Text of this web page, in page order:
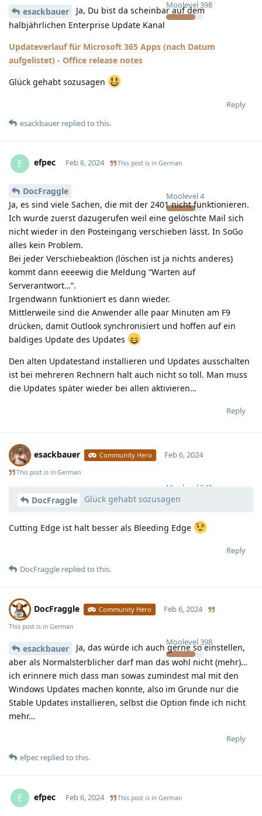
Moolevel398
esackbauer
Ja, Du bist da scheinbar auf dem
halbjährlichen Enterprise Update Kanal
Updateverlauf für Microsoft 365 Apps (nach Datum
aufgelistet) - Office release notes
Glück gehabt sozusagen
Reply
esackbauer replied to this.
E efpec
Moolevel4
Feb 6, 2024 This post is in German
DocFraggle
Ja, es sind viele Sachen, die mit der 2401 nicht funktionieren.
Ich wurde zuerst dazugerufen weil eine gelöschte Mail sich
nicht wieder in den Posteingang verschieben lässt. In SoGo
alles kein Problem.
Bei jeder Verschiebeaktion (löschen ist ja nichts anderes)
kommt dann eeeewig die Meldung “Warten auf
Serverantwort…”.
Irgendwann funktioniert es dann wieder.
Mittlerweile sind die Anwender alle paar Minuten am F9
drücken, damit Outlook synchronisiert und hoffen auf ein
baldiges Update des Updates
Den alten Updatestand installieren und Updates ausschalten
ist bei mehreren Rechnern halt auch nicht so toll. Man muss
die Updates später wieder bei allen aktivieren…
Reply
esackbauer Community Hero
Moolevel 540
Feb 6, 2024
This post is in German
DocFraggle Glück gehabt sozusagen
Cutting Edge ist halt besser als Bleeding Edge
Reply
DocFraggle replied to this.
DocFraggle Community Hero
Moolevel398
Feb 6, 2024
This post is in German
esackbauer
Ja, das würde ich auch gerne so einstellen,
aber als Normalsterblicher darf man das wohl nicht (mehr)…
ich erinnere mich dass man sowas zumindest mal mit den
Windows Updates machen konnte, also im Grunde nur die
Stable Updates installieren, selbst die Option finde ich nicht
mehr…
Reply
efpec replied to this.
E efpec Feb 6, 2024 This post is in German